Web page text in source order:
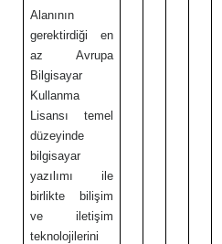
Alanının
gerektirdiği en
az Avrupa
Bilgisayar
Kullanma
Lisansı temel
düzeyinde
bilgisayar
yazılımı ile
birlikte bilişim
ve iletişim
teknolojilerini